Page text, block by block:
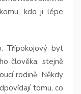
kdo ji lépe
Třípokojový byt
člověka, stejně
rodině. Někdy
tomu, co